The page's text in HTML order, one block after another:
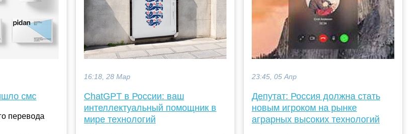
смс
перевода
16:18, 28 Мар
ChatGPT в России: ваш
интеллектуальный помощник в
мире технологий
23:45, 05 Апр
Депутат: Россия должна стать
новым игроком на рынке
аграрных высоких технологий